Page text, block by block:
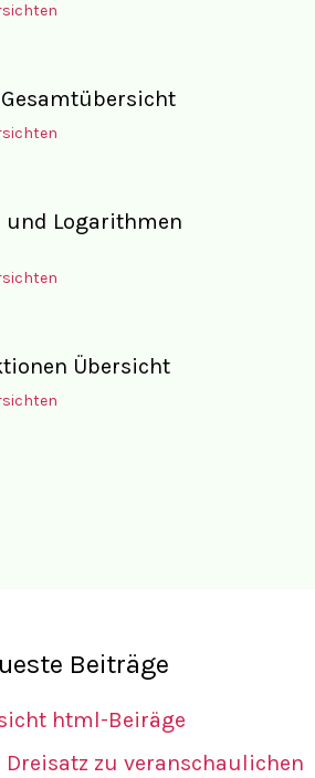
und Logarithmen
Übersicht
Beiträge
html-Beiräge